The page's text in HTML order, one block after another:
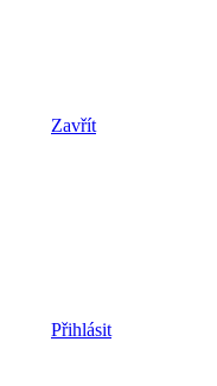
Zavřít
Přihlásit